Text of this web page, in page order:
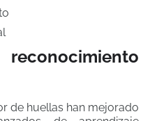
de huellas han mejorado